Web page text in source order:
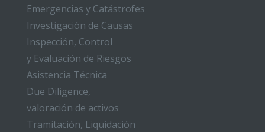
Emergencias y Catástrofes
Investigación de Causas
Inspección, Control
y Evaluación de Riesgos
Asistencia Técnica
Due Diligence,
valoración de activos
Tramitación, Liquidación